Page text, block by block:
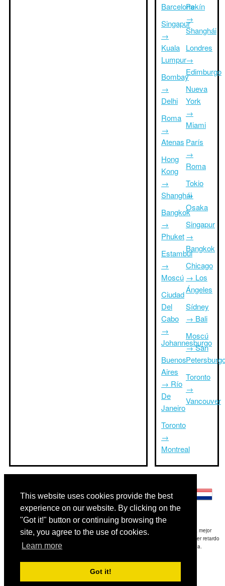
This website uses cookies provide the best
experience on our website. By clicking on the
"Got it!" button or continuing browsing the
site, you agree to the use of cookies.
Learn more
Got it!
Barcelona
Singapur
→
Kuala
Lumpur
Bombay
→
Delhi
Roma
→
Atenas
Hong
Kong
→
Shanghái
Bangkok
→
Phuket
Estambul
→
Moscú
Ciudad
Del
Cabo
→
Johannesburgo
Buenos
Aires
→ Río
De
Janeiro
Toronto
→
Montreal
Pekín
→
Shanghái
Londres
→
Edimburgo
Nueva
York
→
Miami
París
→
Roma
Tokio
→
Osaka
Singapur
→
Bangkok
Chicago
→ Los
Ángeles
Sídney
→ Bali
Moscú
→ San
Toronto
→
Vancouver
Exención de responsabilidad: La información mostrada en este sitio es nuestra mejor
estimación y sólo para su referencia.TripTimeTo.com no es responsable de cualquier retardo
de ida y / o consiguientes daños resultaron de la información proporcionada.
Copyright 2015-2026
Contact Usfor feedback.